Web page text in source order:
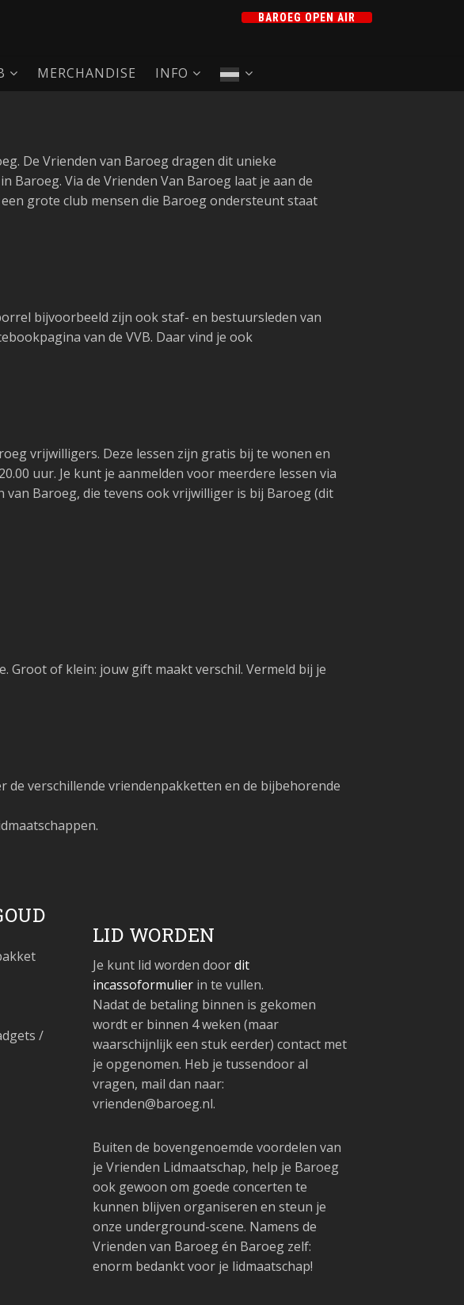
BAROEG OPEN AIR
MERCHANDISE INFO
De Vrienden van Baroeg dragen dit unieke
Baroeg. Via de Vrienden Van Baroeg laat je aan de
grote club mensen die Baroeg ondersteunt staat
bijvoorbeeld zijn ook staf- en bestuursleden van
van de VVB. Daar vind je ook
vrijwilligers. Deze lessen zijn gratis bij te wonen en
uur. Je kunt je aanmelden voor meerdere lessen via
van Baroeg, die tevens ook vrijwilliger is bij Baroeg (dit
Groot of klein: jouw gift maakt verschil. Vermeld bij je
de verschillende vriendenpakketten en de bijbehorende
/
LID WORDEN
Je kunt lid worden doordit
incassoformulierin te vullen.
Nadat de betaling binnen is gekomen
wordt er binnen 4 weken (maar
waarschijnlijk een stuk eerder) contact met
je opgenomen. Heb je tussendoor al
vragen, mail dan naar:
vrienden@baroeg.nl.
Buiten de bovengenoemde voordelen van
je Vrienden Lidmaatschap, help je Baroeg
ook gewoon om goede concerten te
kunnen blijven organiseren en steun je
onze underground-scene. Namens de
Vrienden van Baroeg én Baroeg zelf:
enorm bedankt voor je lidmaatschap!